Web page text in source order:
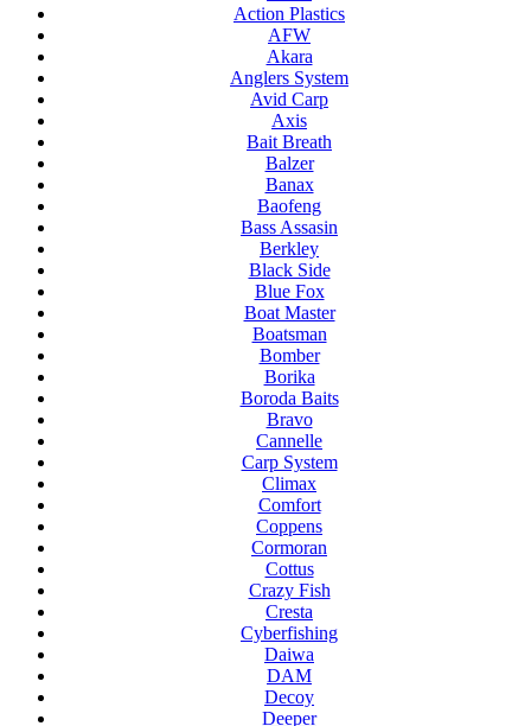
Action Plastics
AFW
Akara
Anglers System
Avid Carp
Axis
Bait Breath
Balzer
Banax
Baofeng
Bass Assasin
Berkley
Black Side
Blue Fox
Boat Master
Boatsman
Bomber
Borika
Boroda Baits
Bravo
Cannelle
Carp System
Climax
Comfort
Coppens
Cormoran
Cottus
Crazy Fish
Cresta
Cyberfishing
Daiwa
DAM
Decoy
Deeper